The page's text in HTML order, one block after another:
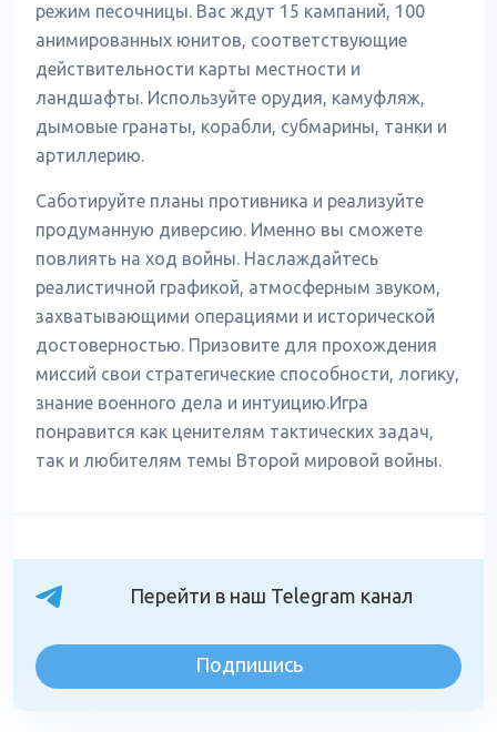
режим песочницы. Вас ждут 15 кампаний, 100
анимированных юнитов, соответствующие
действительности карты местности и
ландшафты. Используйте орудия, камуфляж,
дымовые гранаты, корабли, субмарины, танки и
артиллерию.
Саботируйте планы противника и реализуйте
продуманную диверсию. Именно вы сможете
повлиять на ход войны. Наслаждайтесь
реалистичной графикой, атмосферным звуком,
захватывающими операциями и исторической
достоверностью. Призовите для прохождения
миссий свои стратегические способности, логику,
знание военного дела и интуицию.Игра
понравится как ценителям тактических задач,
так и любителям темы Второй мировой войны.
Перейти в наш Telegram канал
Подпишись